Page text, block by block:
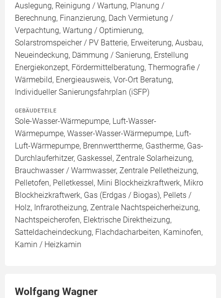
Auslegung, Reinigung / Wartung, Planung /
Berechnung, Finanzierung, Dach Vermietung /
Verpachtung, Wartung / Optimierung,
Solarstromspeicher / PV Batterie, Erweiterung, Ausbau,
Neueindeckung, Dämmung / Sanierung, Erstellung
Energiekonzept, Fördermittelberatung, Thermografie /
Wärmebild, Energieausweis, Vor-Ort Beratung,
Individueller Sanierungsfahrplan (iSFP)
GEBÄUDETEILE
Sole-Wasser-Wärmepumpe, Luft-Wasser-
Wärmepumpe, Wasser-Wasser-Wärmepumpe, Luft-
Luft-Wärmepumpe, Brennwerttherme, Gastherme, Gas-
Durchlauferhitzer, Gaskessel, Zentrale Solarheizung,
Brauchwasser / Warmwasser, Zentrale Pelletheizung,
Pelletofen, Pelletkessel, Mini Blockheizkraftwerk, Mikro
Blockheizkraftwerk, Gas (Erdgas / Biogas), Pellets /
Holz, Infrarotheizung, Zentrale Nachtspeicherheizung,
Nachtspeicherofen, Elektrische Direktheizung,
Satteldacheindeckung, Flachdacharbeiten, Kaminofen,
Kamin / Heizkamin
Wolfgang Wagner